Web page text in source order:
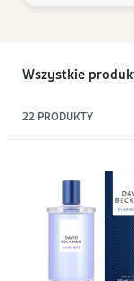
Wszystkie
22 PRODUKTY